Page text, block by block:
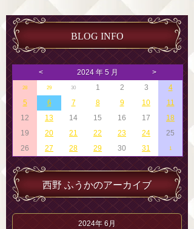
BLOG INFO
< 2024 年 5 月 >
28 29 30 1 2 3
4
5
6 7 8 9 10
11
12
13 14 15 16 17
18
19
20 21 22 23 24
25
26
27 28 29 30 31 1
西野 ふうかのアーカイブ
2024年 6月